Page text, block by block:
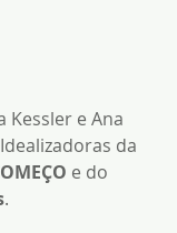
Kessler e Ana
da
e do
.